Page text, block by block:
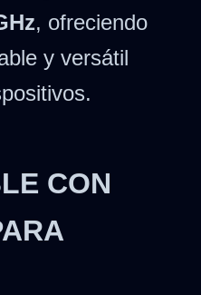
, ofreciendo
y versátil
CON